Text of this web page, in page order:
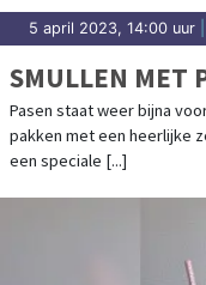
5 april 2023, 14:00 uur
SMULLEN MET
Pasen staat weer bijna
pakken met een heerlijke
een speciale [...]